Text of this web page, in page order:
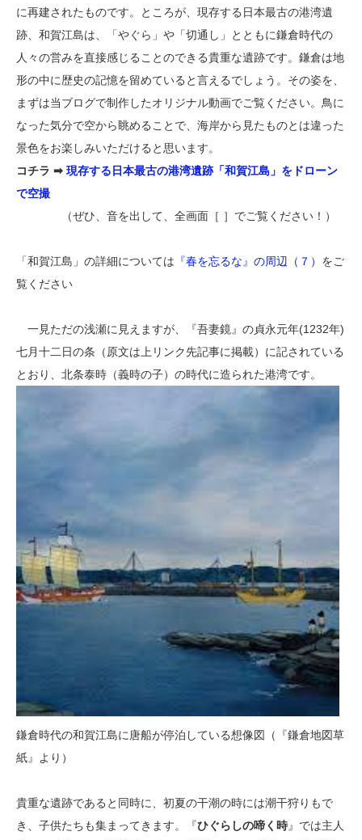
に再建されたものです。ところが、現存する日本最古の港湾遺
跡、和賀江島は、「やぐら」や「切通し」とともに鎌倉時代の
人々の営みを直接感じることのできる貴重な遺跡です。鎌倉は地
形の中に歴史の記憶を留めていると言えるでしょう。その姿を、
まずは当ブログで制作したオリジナル動画でご覧ください。鳥に
なった気分で空から眺めることで、海岸から見たものとは違った
景色をお楽しみいただけると思います。
コチラ ➡ 現存する日本最古の港湾遺跡「和賀江島」をドローン
で空撮
（ぜひ、音を出して、全画面［ ］でご覧ください！）
「和賀江島」の詳細については 『春を忘るな』の周辺（７） をご
覧ください
一見ただの浅瀬に見えますが、『吾妻鏡』の貞永元年(1232年)
七月十二日の条（原文は上リンク先記事に掲載）に記されている
とおり、北条泰時（義時の子）の時代に造られた港湾です。
鎌倉時代の和賀江島に唐船が停泊している想像図（『鎌倉地図草
紙』より）
貴重な遺跡であると同時に、初夏の干潮の時には潮干狩りもで
き、子供たちも集まってきます。『ひぐらしの啼く時』では主人